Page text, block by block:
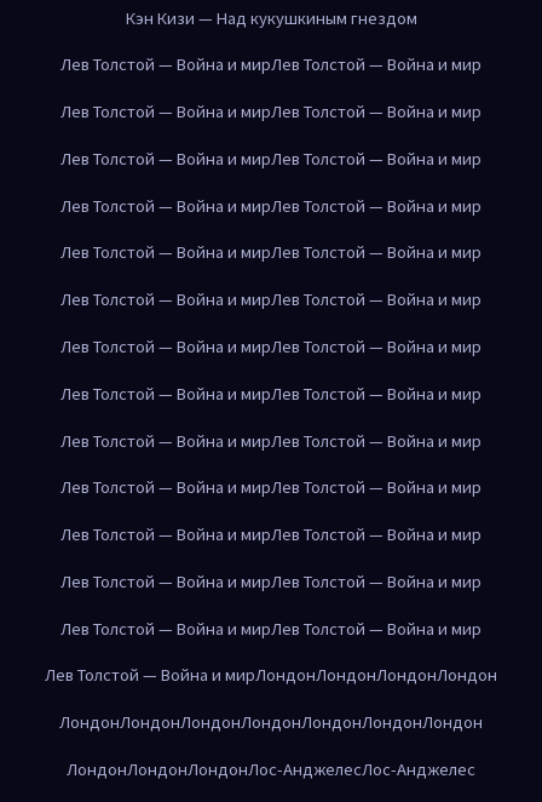
Кэн Кизи — Над кукушкиным гнездом
Лев Толстой — Война и мирЛев Толстой — Война и мир
Лев Толстой — Война и мирЛев Толстой — Война и мир
Лев Толстой — Война и мирЛев Толстой — Война и мир
Лев Толстой — Война и мирЛев Толстой — Война и мир
Лев Толстой — Война и мирЛев Толстой — Война и мир
Лев Толстой — Война и мирЛев Толстой — Война и мир
Лев Толстой — Война и мирЛев Толстой — Война и мир
Лев Толстой — Война и мирЛев Толстой — Война и мир
Лев Толстой — Война и мирЛев Толстой — Война и мир
Лев Толстой — Война и мирЛев Толстой — Война и мир
Лев Толстой — Война и мирЛев Толстой — Война и мир
Лев Толстой — Война и мирЛев Толстой — Война и мир
Лев Толстой — Война и мирЛев Толстой — Война и мир
Лев Толстой — Война и мирЛондонЛондонЛондонЛондон
ЛондонЛондонЛондонЛондонЛондонЛондонЛондон
ЛондонЛондонЛондонЛос-АнджелесЛос-Анджелес